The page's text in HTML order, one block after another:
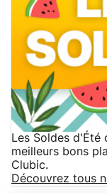
Les Soldes d'Été
meilleurs bons
Clubic.
Découvrez tous